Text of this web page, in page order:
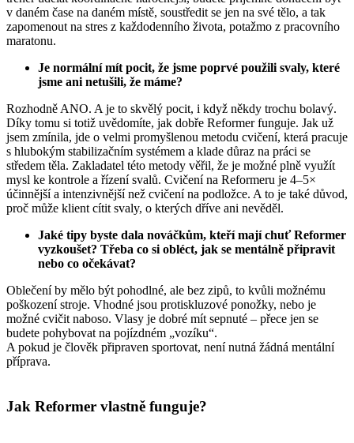
v daném čase na daném místě, soustředit se jen na své tělo, a tak
zapomenout na stres z každodenního života, potažmo z pracovního
maratonu.
Je normální mít pocit, že jsme poprvé použili svaly, které
jsme ani netušili, že máme?
Rozhodně ANO. A je to skvělý pocit, i když někdy trochu bolavý.
Díky tomu si totiž uvědomíte, jak dobře Reformer funguje. Jak už
jsem zmínila, jde o velmi promyšlenou metodu cvičení, která pracuje
s hlubokým stabilizačním systémem a klade důraz na práci se
středem těla. Zakladatel této metody věřil, že je možné plně využít
mysl ke kontrole a řízení svalů. Cvičení na Reformeru je 4–5×
účinnější a intenzivnější než cvičení na podložce. A to je také důvod,
proč může klient cítit svaly, o kterých dříve ani nevěděl.
Jaké tipy byste dala nováčkům, kteří mají chuť Reformer
vyzkoušet? Třeba co si obléct, jak se mentálně připravit
nebo co očekávat?
Oblečení by mělo být pohodlné, ale bez zipů, to kvůli možnému
poškození stroje. Vhodné jsou protiskluzové ponožky, nebo je
možné cvičit naboso. Vlasy je dobré mít sepnuté – přece jen se
budete pohybovat na pojízdném „vozíku“.
A pokud je člověk připraven sportovat, není nutná žádná mentální
příprava.
Jak Reformer vlastně funguje?